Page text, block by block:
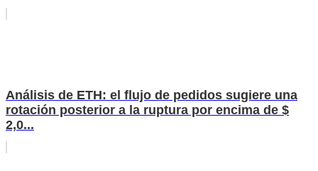
Análisis de ETH: el flujo de pedidos sugiere una
rotación posterior a la ruptura por encima de $
2,0...